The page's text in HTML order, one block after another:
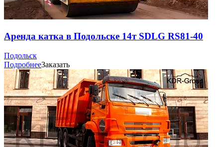
Аренда катка в Подольске 14т SDLG RS81-40
Подольск
ПодробнееЗаказать